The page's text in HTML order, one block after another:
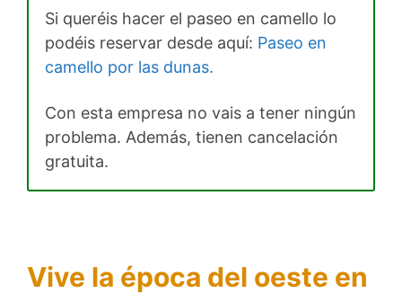
Si queréis hacer el paseo en camello lo
podéis reservar desde aquí: Paseo en
camello por las dunas.
Con esta empresa no vais a tener ningún
problema. Además, tienen cancelación
gratuita.
Vive la época del oeste en